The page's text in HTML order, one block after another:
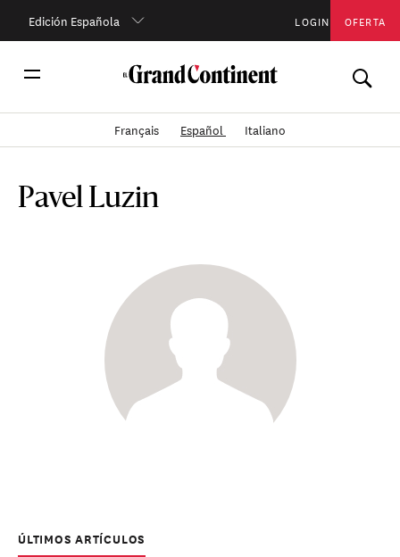
Edición Española LOGIN OFERTA
Français Español Italiano
Pavel Luzin
ÚLTIMOS ARTÍCULOS